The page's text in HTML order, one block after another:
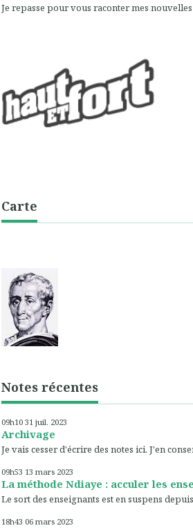
Je repasse pour vous raconter mes
Carte
Notes récentes
09h10 31 juil. 2023
Archivage
Je vais cesser d'écrire des notes ici. J'en
09h53 13 mars 2023
La méthode Ndiaye : acculer les
Le sort des enseignants est en suspens
18h43 06 mars 2023